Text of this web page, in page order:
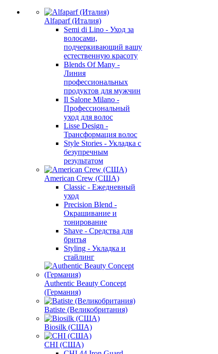
Alfaparf (Италия)
Semi di Lino - Уход за
волосами,
подчеркивающий вашу
естественную красоту
Blends Of Many -
Линия
профессиональных
продуктов для мужчин
Il Salone Milano -
Профессиональный
уход для волос
Lisse Design -
Трансформация волос
Style Stories - Укладка с
безупречным
результатом
American Crew (США)
Classic - Ежедневный
уход
Precision Blend -
Окрашивание и
тонирование
Shave - Средства для
бритья
Styling - Укладка и
стайлинг
Authentic Beauty Concept
(Германия)
Batiste (Великобритания)
Biosilk (США)
CHI (США)